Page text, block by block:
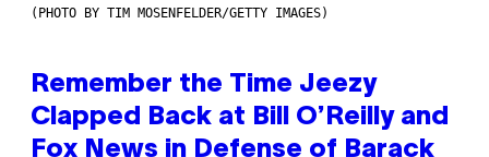
(PHOTO BY TIM MOSENFELDER/GETTY IMAGES)
Remember the Time Jeezy
Clapped Back at Bill O’Reilly and
Fox News in Defense of Barack